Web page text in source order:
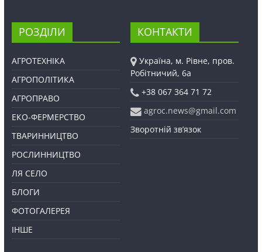
РОЗДІЛИ
АГРОТЕХНІКА
АГРОПОЛІТИКА
АГРОПРАВО
ЕКО-ФЕРМЕРСТВО
ТВАРИННИЦТВО
РОСЛИННИЦТВО
ЛЯ СЕЛО
БЛОГИ
ФОТОГАЛЕРЕЯ
ІНШЕ
КОНТАКТИ
Україна, м. Рівне, пров.
Робітничий, 6а
+38 067 364 71 72
agroc.news@gmail.com
Зворотній зв’язок